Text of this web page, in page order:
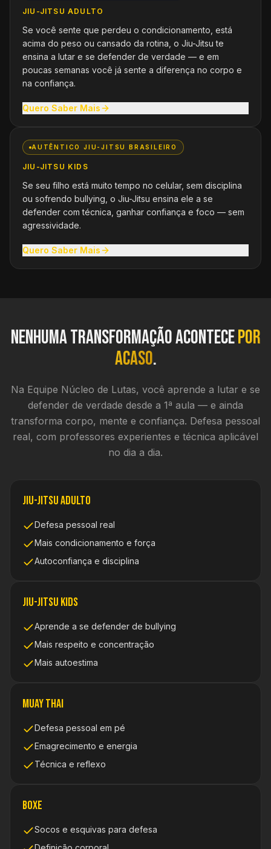
JIU-JITSU ADULTO
Se você sente que perdeu o condicionamento, está
acima do peso ou cansado da rotina, o Jiu-Jitsu te
ensina a lutar e se defender de verdade — e em
poucas semanas você já sente a diferença no corpo e
na confiança.
Quero Saber Mais
AUTÊNTICO JIU-JITSU BRASILEIRO
JIU-JITSU KIDS
Se seu filho está muito tempo no celular, sem disciplina
ou sofrendo bullying, o Jiu-Jitsu ensina ele a se
defender com técnica, ganhar confiança e foco — sem
agressividade.
Quero Saber Mais
Nenhuma transformação acontecepor
acaso.
Na Equipe Núcleo de Lutas, você aprende a lutar e se
defender de verdade desde a 1ª aula — e ainda
transforma corpo, mente e confiança. Defesa pessoal
real, com professores experientes e técnica aplicável
no dia a dia.
Jiu-Jitsu Adulto
Defesa pessoal real
Mais condicionamento e força
Autoconfiança e disciplina
Jiu-Jitsu Kids
Aprende a se defender de bullying
Mais respeito e concentração
Mais autoestima
Muay Thai
Defesa pessoal em pé
Emagrecimento e energia
Técnica e reflexo
Boxe
Socos e esquivas para defesa